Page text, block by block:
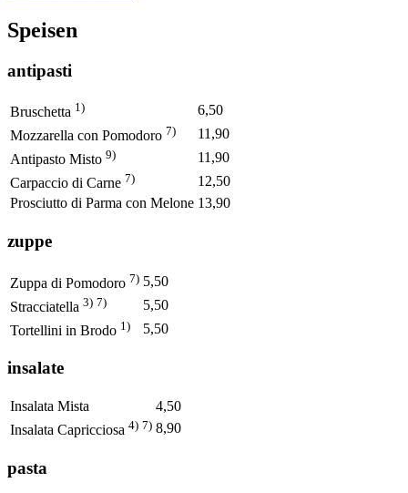
Speisen
antipasti
Bruschetta 1)
6,50
Mozzarella con Pomodoro 7)
11,90
Antipasto Misto 9)
11,90
Carpaccio di Carne 7)
12,50
Prosciutto di Parma con Melone 13,90
zuppe
Zuppa di Pomodoro 7) 5,50
Stracciatella 3) 7)
5,50
Tortellini in Brodo 1) 5,50
insalate
Insalata Mista
4,50
Insalata Capricciosa 4) 7) 8,90
pasta